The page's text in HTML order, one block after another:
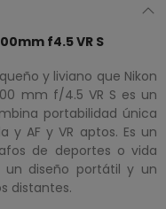
f4.5 VR S
y liviano que Nikon
mm f/4.5 VR S es un
portabilidad única
y AF y VR aptos. Es un
de deportes o vida
un diseño portátil y un
distantes.